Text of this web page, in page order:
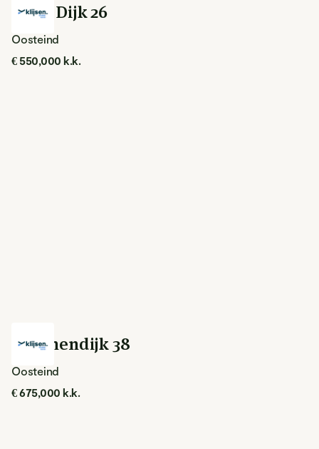
Hoge Dijk 26
Oosteind
€ 550,000 k.k.
Groenendijk 38
Oosteind
€ 675,000 k.k.